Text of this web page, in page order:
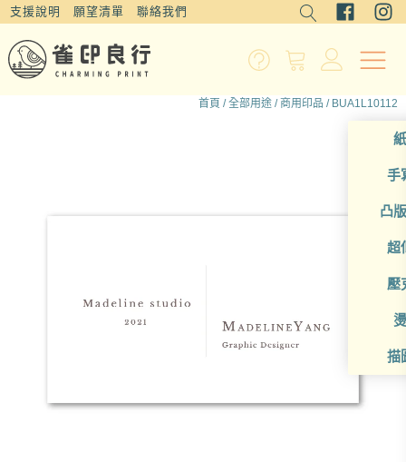
支援說明 願望清單 聯絡我們
手
凸
超
壓
描
首頁 /全部用途 / 商用印品 / BUA1L10112